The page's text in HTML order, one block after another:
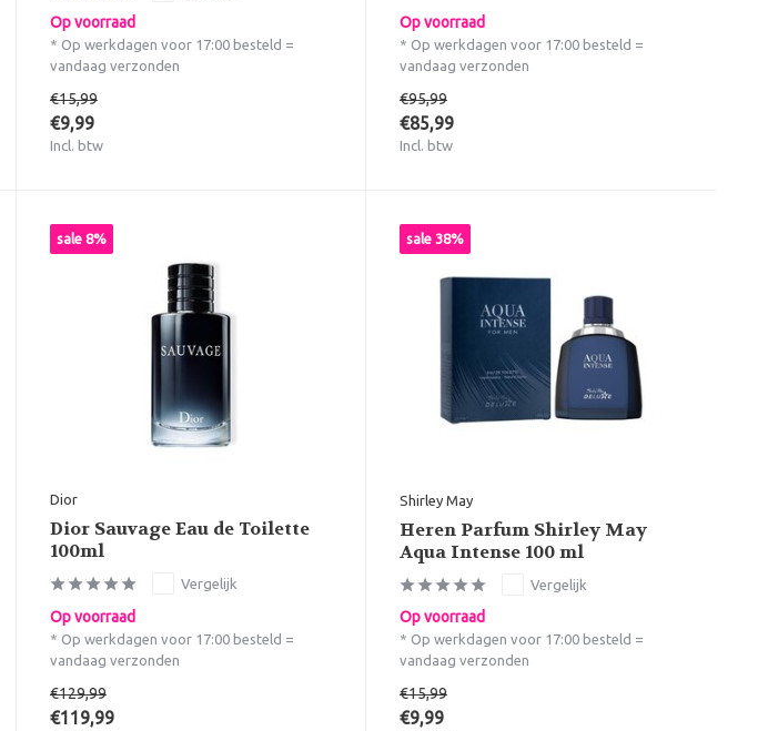
Op voorraad
* Op werkdagen voor 17:00 besteld =
vandaag verzonden
€15,99
€9,99
Incl. btw
Op voorraad
* Op werkdagen voor 17:00 besteld =
vandaag verzonden
€95,99
€85,99
Incl. btw
sale 8%
Dior
Dior Sauvage Eau de Toilette
100ml
Vergelijk
Op voorraad
* Op werkdagen voor 17:00 besteld =
vandaag verzonden
€129,99
€119,99
sale 38%
Shirley May
Heren Parfum Shirley May
Aqua Intense 100 ml
Vergelijk
Op voorraad
* Op werkdagen voor 17:00 besteld =
vandaag verzonden
€15,99
€9,99